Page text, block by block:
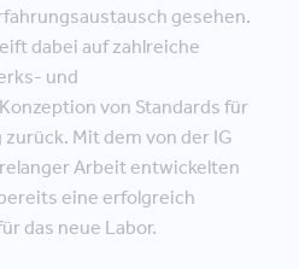
gesehen.
dabei auf zahlreiche
und
von Standards für
Mit dem von der IG
Arbeit entwickelten
eine erfolgreich
das neue Labor.